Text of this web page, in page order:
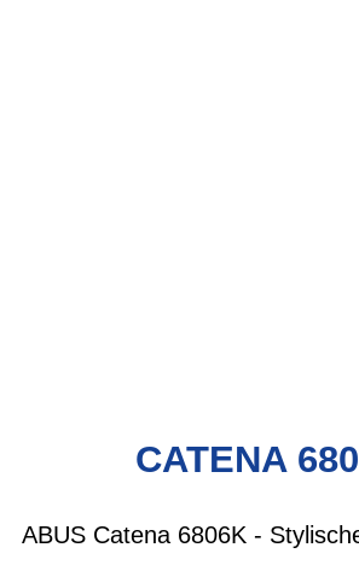
CATENA
ABUS Catena 6806K -